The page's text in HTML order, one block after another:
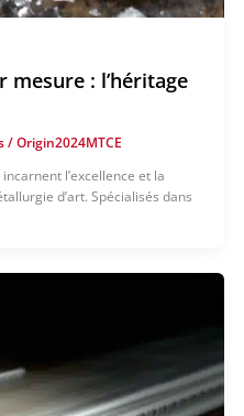
mesure : l’héritage
/Origin2024MTCE
l’excellence et la
d’art. Spécialisés dans